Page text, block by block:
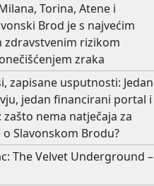
Torina, Atene i
Brod je s najvećim
zdravstvenim rizikom
zraka
zapisane usputnosti: Jedan
jedan financirani portal i
nema natječaja za
Slavonskom Brodu?
The Velvet Underground –